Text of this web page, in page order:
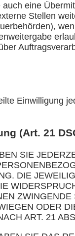
eine
Stellen
Einwilligung
(Art. 21
SIE
DIE
ZWINGENDE
ODER
ART. 21